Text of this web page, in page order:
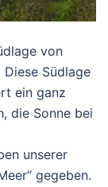
von
Südlage
ein ganz
die Sonne bei
unserer
gegeben.